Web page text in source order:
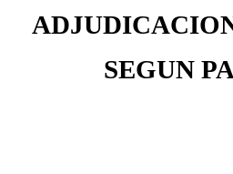
SEGUN